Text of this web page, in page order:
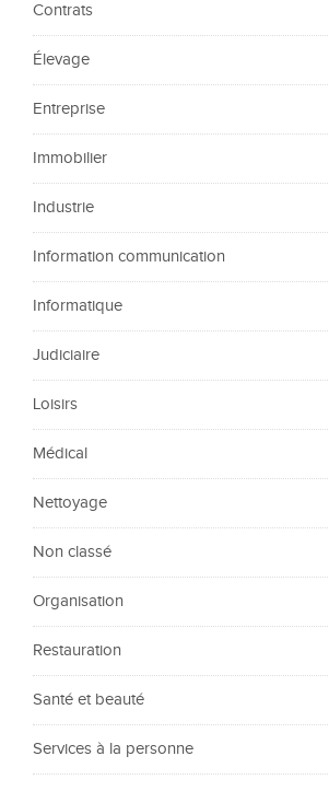
Contrats
Élevage
Entreprise
Immobilier
Industrie
Information communication
Informatique
Judiciaire
Loisirs
Médical
Nettoyage
Non classé
Organisation
Restauration
Santé et beauté
Services à la personne